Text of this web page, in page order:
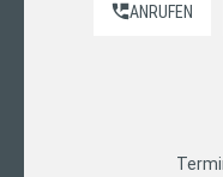
ANRUFEN